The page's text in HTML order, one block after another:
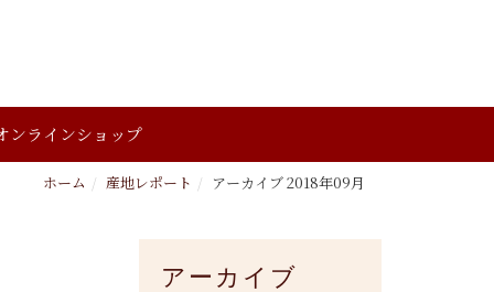
ンラインショップ
ホーム 産地レポート アーカイブ 2018年09月
アーカイブ